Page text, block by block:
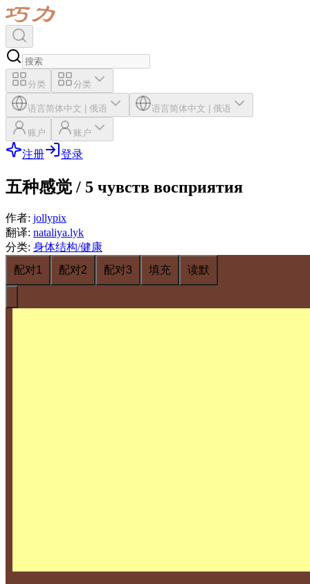
分类 分类
语言简体中文 | 俄语 语言简体中文 | 俄语
账户 账户
注册 登录
五种感觉 / 5 чувств восприятия
作者: jollypix
翻译: nataliya.lyk
分类: 身体结构/健康
配对1
配对2 配对3 填充 读默